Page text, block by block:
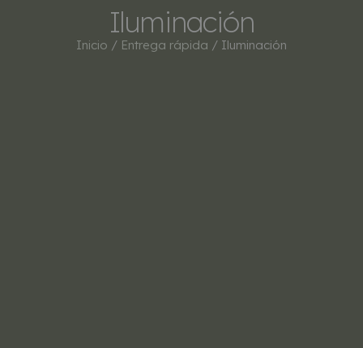
Iluminación
Inicio / Entrega rápida / Iluminación